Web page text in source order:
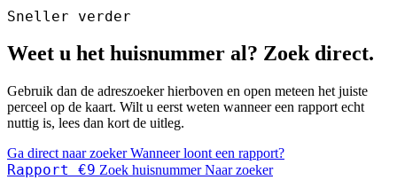
Sneller verder
Weet u het huisnummer al? Zoek direct.
Gebruik dan de adreszoeker hierboven en open meteen het juiste
perceel op de kaart. Wilt u eerst weten wanneer een rapport echt
nuttig is, lees dan kort de uitleg.
Ga direct naar zoekerWanneer loont een rapport?
Rapport €9 Zoek huisnummer Naar zoeker